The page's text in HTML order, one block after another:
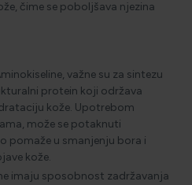
čime se poboljšava njezina
važne su za sintezu
protein koji održava
kože. Upotrebom
može se potaknuti
pomaže u smanjenju bora i
kože.
imaju sposobnost zadržavanja